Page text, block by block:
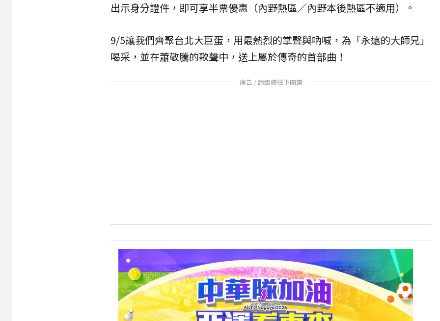
出示身分證件，即可享半票優惠（內野熱區／內野本後熱區不適用）。
9/5讓我們齊聚台北大巨蛋，用最熱烈的掌聲與吶喊，為「永遠的大師兄」
喝采，並在蕭敬騰的歌聲中，送上屬於傳奇的首部曲！
廣告 / 請繼續往下閱讀